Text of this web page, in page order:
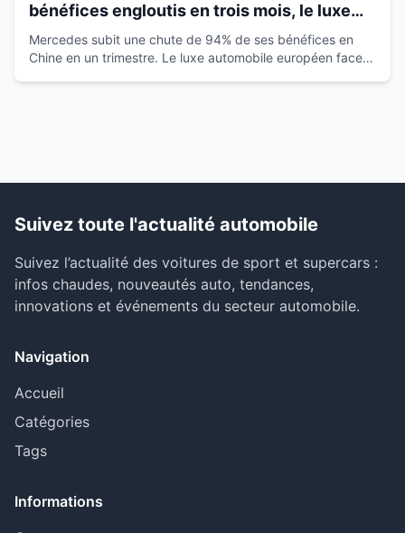
bénéfices engloutis en trois mois, le luxe
européen vacille
Mercedes subit une chute de 94% de ses bénéfices en
Chine en un trimestre. Le luxe automobile européen face à
Suivez toute l'actualité automobile
Suivez l’actualité des voitures de sport et supercars :
infos chaudes, nouveautés auto, tendances,
innovations et événements du secteur automobile.
Navigation
Accueil
Catégories
Tags
Informations